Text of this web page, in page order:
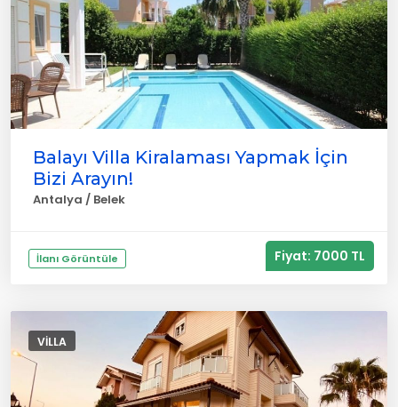
Balayı Villa Kiralaması Yapmak İçin
Bizi Arayın!
Antalya / Belek
İlanı Görüntüle Fiyat: 7000 TL
VILLA